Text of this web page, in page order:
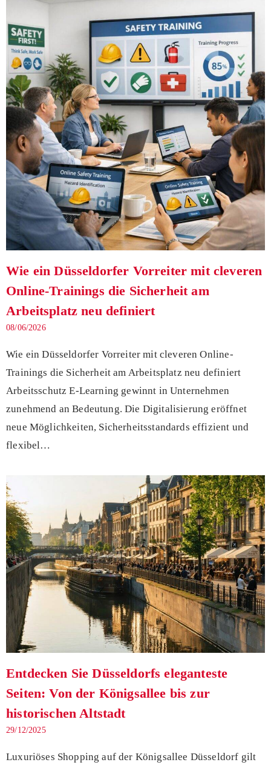
Wie ein Düsseldorfer Vorreiter mit cleveren
Online-Trainings die Sicherheit am
Arbeitsplatz neu definiert
08/06/2026
Wie ein Düsseldorfer Vorreiter mit cleveren Online-
Trainings die Sicherheit am Arbeitsplatz neu definiert
Arbeitsschutz E-Learning gewinnt in Unternehmen
zunehmend an Bedeutung. Die Digitalisierung eröffnet
neue Möglichkeiten, Sicherheitsstandards effizient und
flexibel…
Entdecken Sie Düsseldorfs eleganteste
Seiten: Von der Königsallee bis zur
historischen Altstadt
29/12/2025
Luxuriöses Shopping auf der Königsallee Düsseldorf gilt